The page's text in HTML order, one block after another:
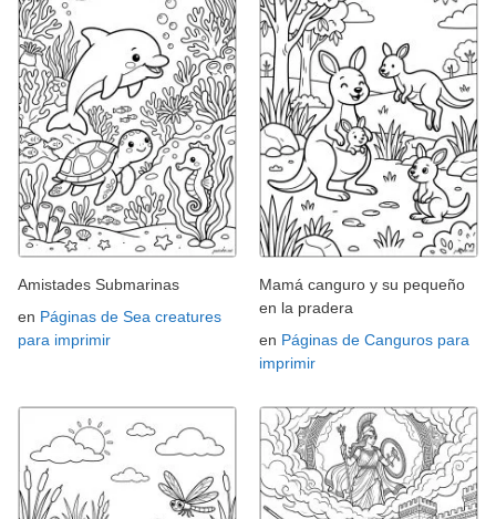
Amistades Submarinas
en Páginas de Sea creatures
para imprimir
Mamá canguro y su pequeño
en la pradera
en Páginas de Canguros para
imprimir